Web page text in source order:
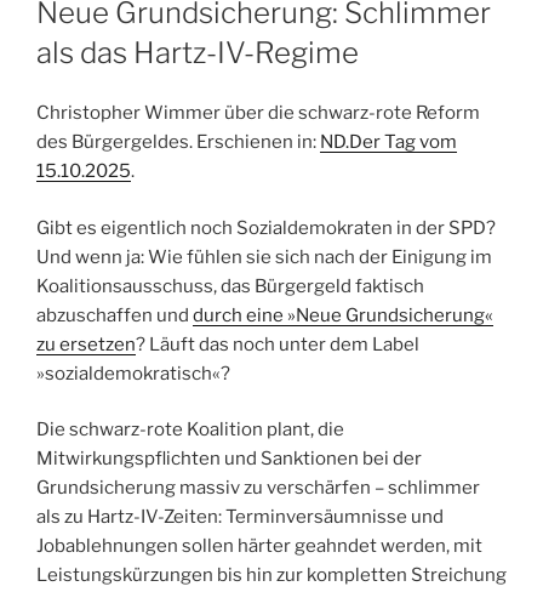
Neue Grundsicherung: Schlimmer
als das Hartz-IV-Regime
Christopher Wimmer über die schwarz-rote Reform
des Bürgergeldes. Erschienen in: ND.Der Tag vom
15.10.2025.
Gibt es eigentlich noch Sozialdemokraten in der SPD?
Und wenn ja: Wie fühlen sie sich nach der Einigung im
Koalitionsausschuss, das Bürgergeld faktisch
abzuschaffen und durch eine »Neue Grundsicherung«
zu ersetzen? Läuft das noch unter dem Label
»sozialdemokratisch«?
Die schwarz-rote Koalition plant, die
Mitwirkungspflichten und Sanktionen bei der
Grundsicherung massiv zu verschärfen – schlimmer
als zu Hartz-IV-Zeiten: Terminversäumnisse und
Jobablehnungen sollen härter geahndet werden, mit
Leistungskürzungen bis hin zur kompletten Streichung